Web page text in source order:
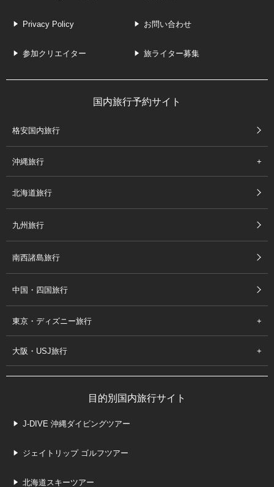
Privacy Policy お問い合わせ
参加クリエイター 旅ライター募集
国内旅行予約サイト
格安国内旅行
沖縄旅行
北海道旅行
九州旅行
南西諸島旅行
中国・四国旅行
東京・ディズニー旅行
大阪・USJ旅行
目的別国内旅行サイト
J-DIVE 沖縄ダイビングツアー
ジェイトリップ ゴルフツアー
北海道スキーツアー